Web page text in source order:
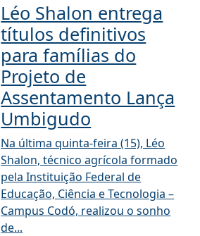
Léo Shalon entrega
títulos definitivos
para famílias do
Projeto de
Assentamento Lança
Umbigudo
Na última quinta-feira (15), Léo
Shalon, técnico agrícola formado
pela Instituição Federal de
Educação, Ciência e Tecnologia –
Campus Codó, realizou o sonho
de...